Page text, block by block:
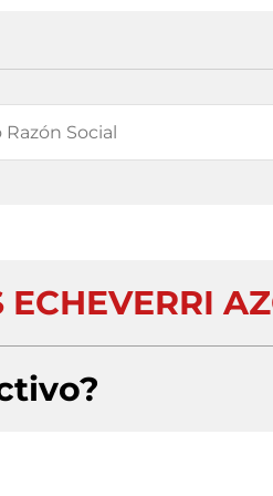
ECHEVERRI